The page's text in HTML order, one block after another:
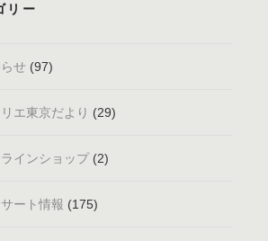
リー
せ (97)
エ東京だより (29)
インショップ(2)
ート情報 (175)